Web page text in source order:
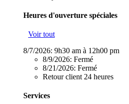
Heures d'ouverture spéciales
Voir tout
8/7/2026: 9h30 am à 12h00 pm
8/9/2026: Fermé
8/21/2026: Fermé
Retour client 24 heures
Services